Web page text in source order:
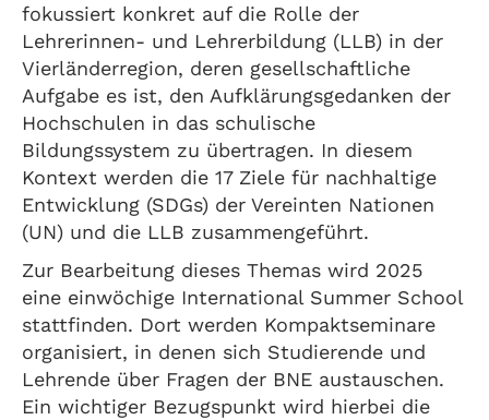
fokussiert konkret auf die Rolle der
Lehrerinnen- und Lehrerbildung (LLB) in der
Vierländerregion, deren gesellschaftliche
Aufgabe es ist, den Aufklärungsgedanken der
Hochschulen in das schulische
Bildungssystem zu übertragen. In diesem
Kontext werden die 17 Ziele für nachhaltige
Entwicklung (SDGs) der Vereinten Nationen
(UN) und die LLB zusammengeführt.
Zur Bearbeitung dieses Themas wird 2025
eine einwöchige International Summer School
stattfinden. Dort werden Kompaktseminare
organisiert, in denen sich Studierende und
Lehrende über Fragen der BNE austauschen.
Ein wichtiger Bezugspunkt wird hierbei die